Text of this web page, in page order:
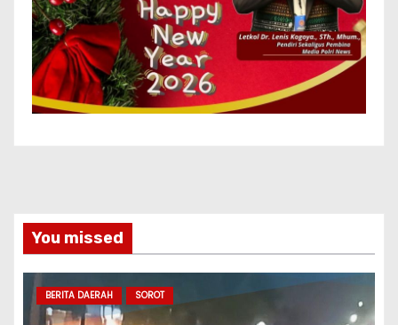
You missed
BERITA DAERAH SOROT